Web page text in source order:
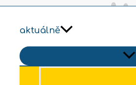
aktuálně